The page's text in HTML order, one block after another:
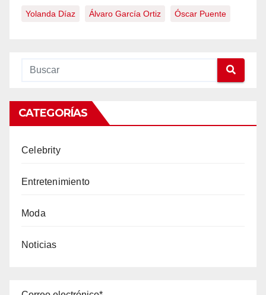
Yolanda Díaz Álvaro García Ortiz Óscar Puente
CATEGORÍAS
Celebrity
Entretenimiento
Moda
Noticias